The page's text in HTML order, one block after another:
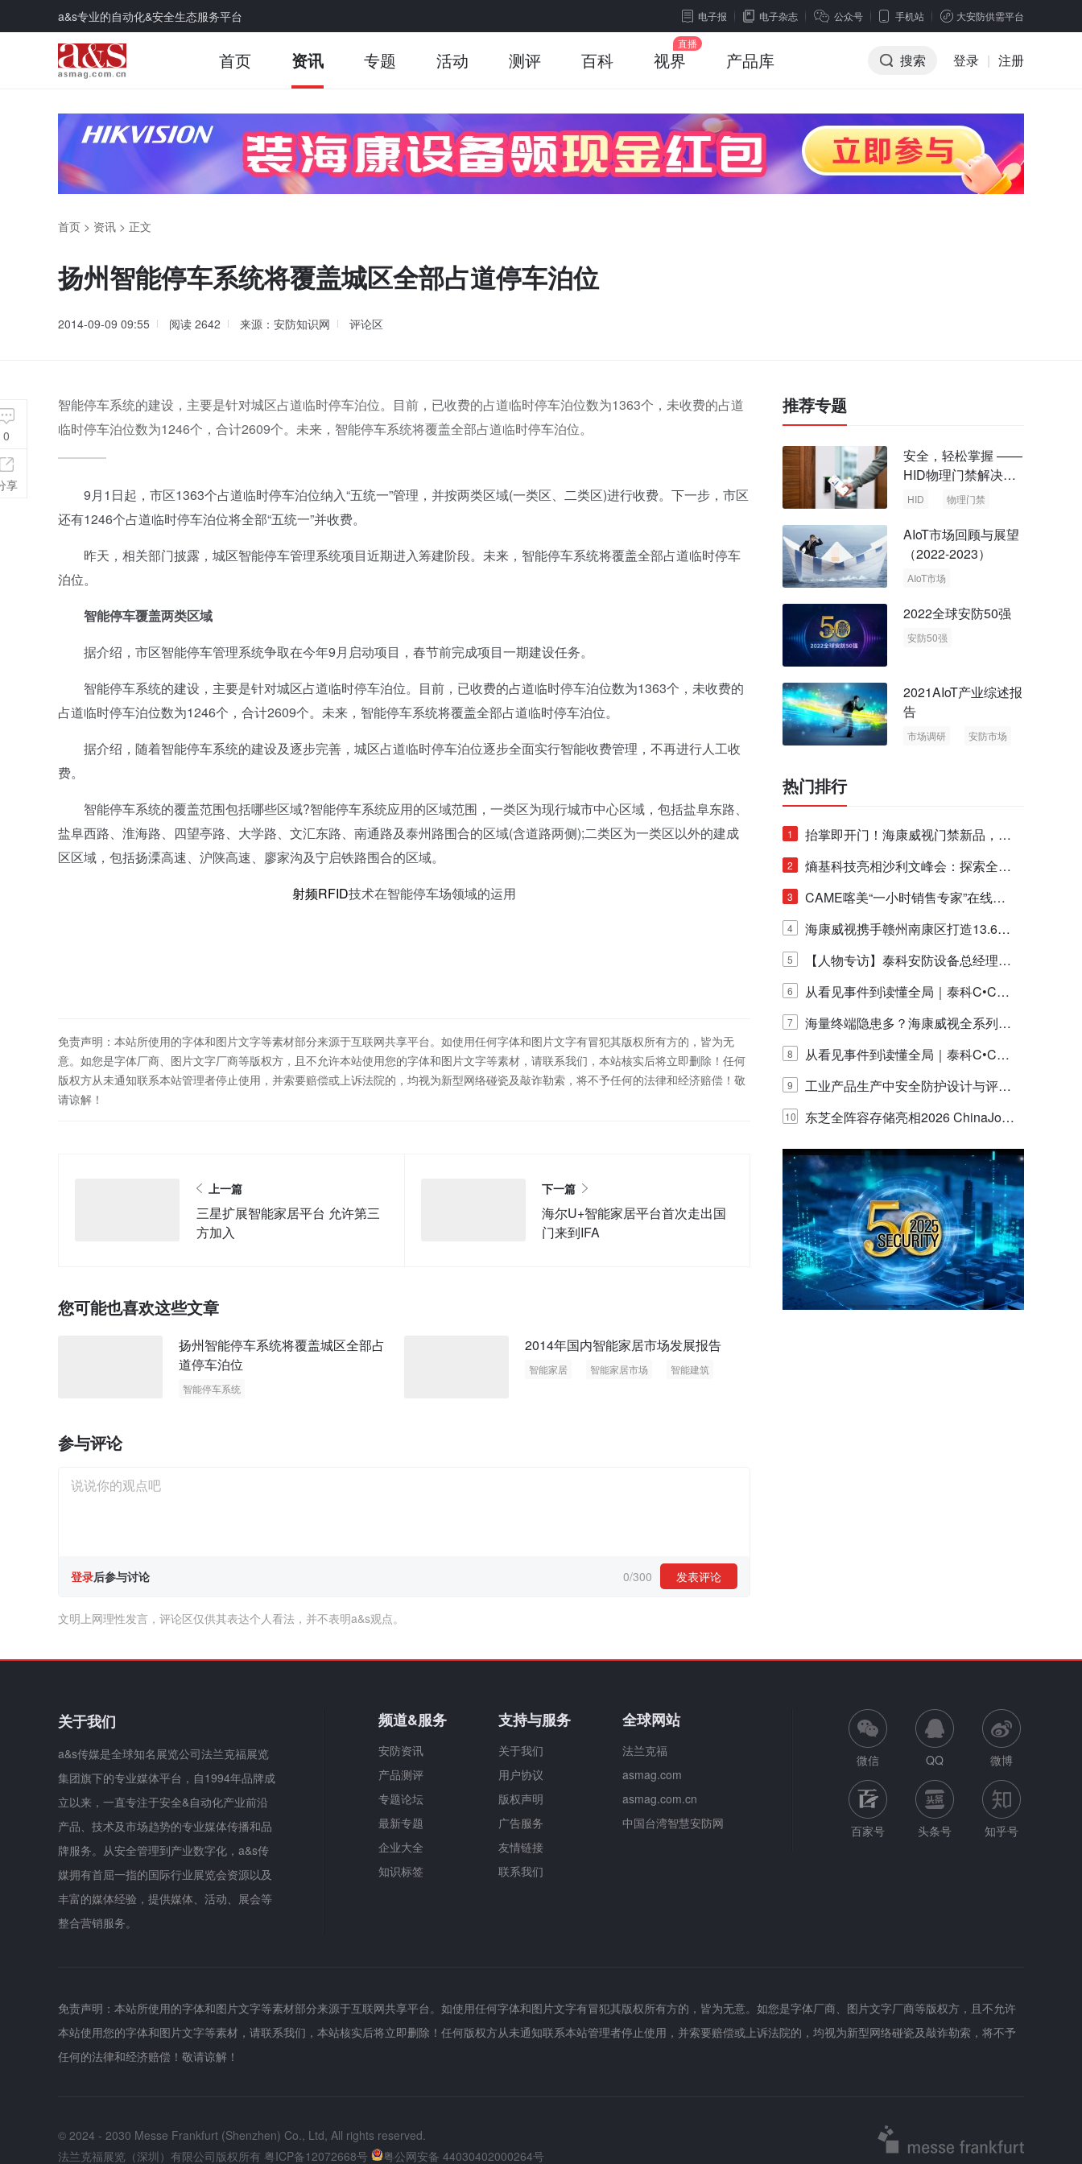
a&s专业的自动化&安全生态服务平台 电子报 电子杂志 公众号 手机站 大安防供需平台
首页 资讯 专题 活动 测评 百科 视界 产品库 搜索 登录 | 注册
首页 > 资讯 > 正文
扬州智能停车系统将覆盖城区全部占道停车泊位
2014-09-09 09:55 阅读 2642 来源：安防知识网 评论区
智能停车系统的建设，主要是针对城区占道临时停车泊位。目前，已收费的占道临时停车泊位数为1363个，未收费的占道
临时停车泊位数为1246个，合计2609个。未来，智能停车系统将覆盖全部占道临时停车泊位。
9月1日起，市区1363个占道临时停车泊位纳入“五统一”管理，并按两类区域(一类区、二类区)进行收费。下一步，市区
还有1246个占道临时停车泊位将全部“五统一”并收费。
昨天，相关部门披露，城区智能停车管理系统项目近期进入筹建阶段。未来，智能停车系统将覆盖全部占道临时停车
泊位。
智能停车覆盖两类区域
据介绍，市区智能停车管理系统争取在今年9月启动项目，春节前完成项目一期建设任务。
智能停车系统的建设，主要是针对城区占道临时停车泊位。目前，已收费的占道临时停车泊位数为1363个，未收费的
占道临时停车泊位数为1246个，合计2609个。未来，智能停车系统将覆盖全部占道临时停车泊位。
据介绍，随着智能停车系统的建设及逐步完善，城区占道临时停车泊位逐步全面实行智能收费管理，不再进行人工收
费。
智能停车系统的覆盖范围包括哪些区域?智能停车系统应用的区域范围，一类区为现行城市中心区域，包括盐阜东路、
盐阜西路、淮海路、四望亭路、大学路、文汇东路、南通路及泰州路围合的区域(含道路两侧);二类区为一类区以外的建成
区区域，包括扬溧高速、沪陕高速、廖家沟及宁启铁路围合的区域。
射频RFID技术在智能停车场领域的运用
免责声明：本站所使用的字体和图片文字等素材部分来源于互联网共享平台。如使用任何字体和图片文字有冒犯其版权所有方的，皆为无
意。如您是字体厂商、图片文字厂商等版权方，且不允许本站使用您的字体和图片文字等素材，请联系我们，本站核实后将立即删除！任何
版权方从未通知联系本站管理者停止使用，并索要赔偿或上诉法院的，均视为新型网络碰瓷及敲诈勒索，将不予任何的法律和经济赔偿！敬
请谅解！
上一篇
三星扩展智能家居平台 允许第三
方加入
下一篇
海尔U+智能家居平台首次走出国
门来到IFA
您可能也喜欢这些文章
扬州智能停车系统将覆盖城区全部占
道停车泊位
智能停车系统
2014年国内智能家居市场发展报告
智能家居 智能家居市场 智能建筑
参与评论
登录后参与讨论 0/300 发表评论
文明上网理性发言，评论区仅供其表达个人看法，并不表明a&s观点。
0
享
推荐专题
安全，轻松掌握 ——
HID物理门禁解决方
案，启动智慧安全新
HID 物理门禁
AIoT市场回顾与展望
（2022-2023）
AIoT市场
2022全球安防50强
安防50强
2021AIoT产业综述报
告
市场调研
安防市场
热门排行
1
抬掌即开门！海康威视门禁新品，不
止认人脸，更认"掌"中静脉！
2
熵基科技亮相沙利文峰会：探索全栈
脑机技术商业化生态新路径
3
CAME喀美“一小时销售专家”在线赋
能培训正式启动！
4
海康威视携手赣州南康区打造13.6公
里绿波网
5
【人物专访】泰科安防设备总经理张
宁解码安防出海新范式
6
从看见事件到读懂全局｜泰科C•CUR
E IQ 3.20开启安防运营智能新时代
7
海量终端隐患多？海康威视全系列物
联安全产品，四层守护更放心！
8
从看见事件到读懂全局｜泰科C•CUR
E IQ 3.20开启安防运营智能新时代
9
工业产品生产中安全防护设计与评估
的实践与探讨
10
东芝全阵容存储亮相2026 ChinaJo
y，以海量数据底座赋能“与AI同游”新
体验
关于我们
a&s传媒是全球知名展览公司法兰克福展览
集团旗下的专业媒体平台，自1994年品牌成
立以来，一直专注于安全&自动化产业前沿
产品、技术及市场趋势的专业媒体传播和品
牌服务。从安全管理到产业数字化，a&s传
媒拥有首屈一指的国际行业展览会资源以及
丰富的媒体经验，提供媒体、活动、展会等
整合营销服务。
频道&服务
安防资讯
产品测评
专题论坛
最新专题
企业大全
知识标签
支持与服务
关于我们
用户协议
版权声明
广告服务
友情链接
联系我们
全球网站
法兰克福
asmag.com
asmag.com.cn
中国台湾智慧安防网
微信 QQ 微博
百家号 头条号 知乎号
免责声明：本站所使用的字体和图片文字等素材部分来源于互联网共享平台。如使用任何字体和图片文字有冒犯其版权所有方的，皆为无意。如您是字体厂商、图片文字厂商等版权方，且不允许
本站使用您的字体和图片文字等素材，请联系我们，本站核实后将立即删除！任何版权方从未通知联系本站管理者停止使用，并索要赔偿或上诉法院的，均视为新型网络碰瓷及敲诈勒索，将不予
任何的法律和经济赔偿！敬请谅解！
© 2024 - 2030 Messe Frankfurt (Shenzhen) Co., Ltd, All rights reserved.
法兰克福展览（深圳）有限公司版权所有 粤ICP备12072668号 粤公网安备 44030402000264号